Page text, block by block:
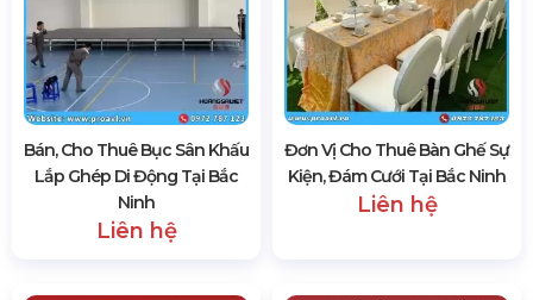
Bán, Cho Thuê Bục Sân Khấu
Lắp Ghép Di Động Tại Bắc
Ninh
Liên hệ
Đơn Vị Cho Thuê Bàn Ghế Sự
Kiện, Đám Cưới Tại Bắc Ninh
Liên hệ